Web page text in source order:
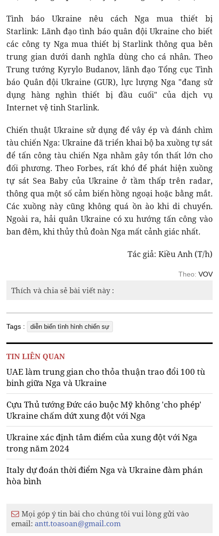
Tình báo Ukraine nêu cách Nga mua thiết bị
Starlink: Lãnh đạo tình báo quân đội Ukraine cho biết
các công ty Nga mua thiết bị Starlink thông qua bên
trung gian dưới danh nghĩa dùng cho cá nhân. Theo
Trung tướng Kyrylo Budanov, lãnh đạo Tổng cục Tình
báo Quân đội Ukraine (GUR), lực lượng Nga "đang sử
dụng hàng nghìn thiết bị đầu cuối" của dịch vụ
Internet vệ tinh Starlink.
Chiến thuật Ukraine sử dụng để vây ép và đánh chìm
tàu chiến Nga: Ukraine đã triển khai bộ ba xuồng tự sát
để tấn công tàu chiến Nga nhằm gây tổn thất lớn cho
đối phương. Theo Forbes, rất khó để phát hiện xuồng
tự sát Sea Baby của Ukraine ở tầm thấp trên radar,
thông qua một số cảm biến hồng ngoại hoặc bằng mắt.
Các xuồng này cũng không quá ồn ào khi di chuyển.
Ngoài ra, hải quân Ukraine có xu hướng tấn công vào
ban đêm, khi thủy thủ đoàn Nga mất cảnh giác nhất.
Tác giả: Kiều Anh (T/h)
Theo: VOV
Thích và chia sẻ bài viết này :
Tags : diễn biến tình hình chiến sự
TIN LIÊN QUAN
UAE làm trung gian cho thỏa thuận trao đổi 100 tù
binh giữa Nga và Ukraine
Cựu Thủ tướng Đức cáo buộc Mỹ không 'cho phép'
Ukraine chấm dứt xung đột với Nga
Ukraine xác định tâm điểm của xung đột với Nga
trong năm 2024
Italy dự đoán thời điểm Nga và Ukraine đàm phán
hòa bình
Mọi góp ý tin bài cho chúng tôi vui lòng gửi vào
email:antt.toasoan@gmail.com